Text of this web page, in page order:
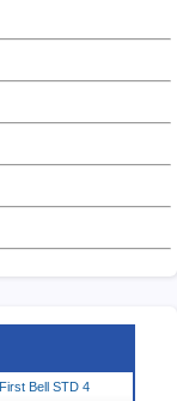
First Bell STD 4